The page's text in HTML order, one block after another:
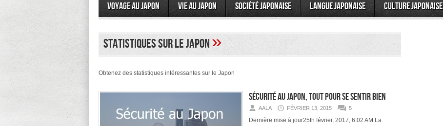
Voyage au Japon Vie au Japon Société japonaise Langue japonaise Culture japonaise
Statistiques sur le Japon»
Obtenez des statistiques intéressantes sur le Japon
Sécurité au Japon, tout pour se sentir bien
AALA FÉVRIER 13, 2015 5
Dernière mise à jour25th février, 2017, 6:02 AM La